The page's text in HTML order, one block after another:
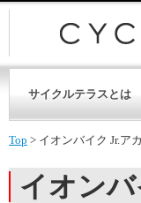
サイクルテラスとは
Top > イオンバイク Jr.ア
イオン